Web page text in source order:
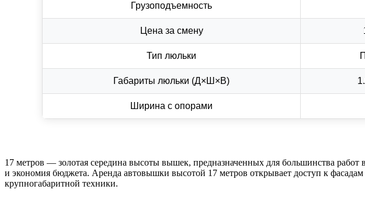
Грузоподъемность
Цена за смену
Тип люльки
Габариты люльки (Д×Ш×В)
Ширина с опорами
17 метров — золотая середина высоты вышек, предназначенных для большинства
и экономия бюджета. Аренда автовышки высотой 17 метров открывает доступ к
крупногабаритной техники.